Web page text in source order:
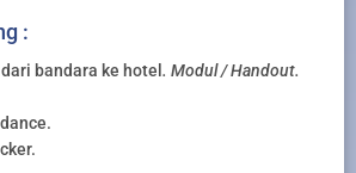
:
bandara ke hotel . Modul / Handout.